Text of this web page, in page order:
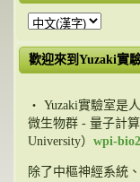
歡迎來到Yuzaki實
・ Yuzaki實驗室是
微生物群 - 量子計
University） wpi-
除了中樞神經系統